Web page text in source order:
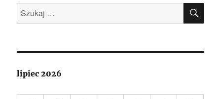
Szukaj:
lipiec 2026